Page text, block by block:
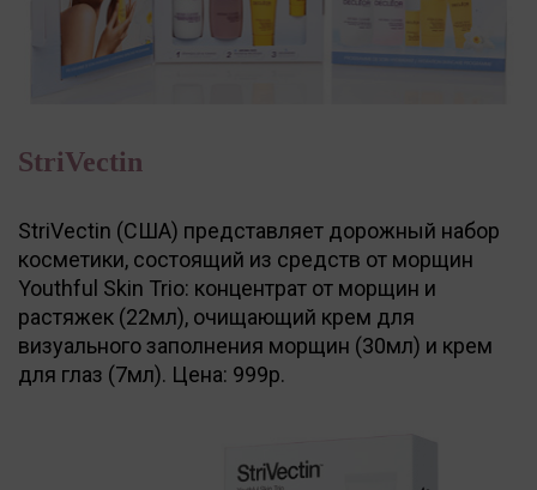
StriVectin
StriVectin (США) представляет дорожный набор
косметики, состоящий из средств от морщин
Youthful Skin Trio: концентрат от морщин и
растяжек (22мл), очищающий крем для
визуального заполнения морщин (30мл) и крем
для глаз (7мл). Цена: 999р.